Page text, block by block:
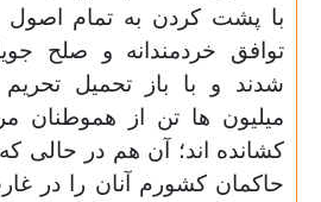
با پشت کردن به تمام اصول
توافق خردمندانه و صلح
شدند و با باز تحمیل
میلیون ها تن از هموطنان
کشانده اند؛ آن هم در حالی
حاکمان کشورم آنان را در